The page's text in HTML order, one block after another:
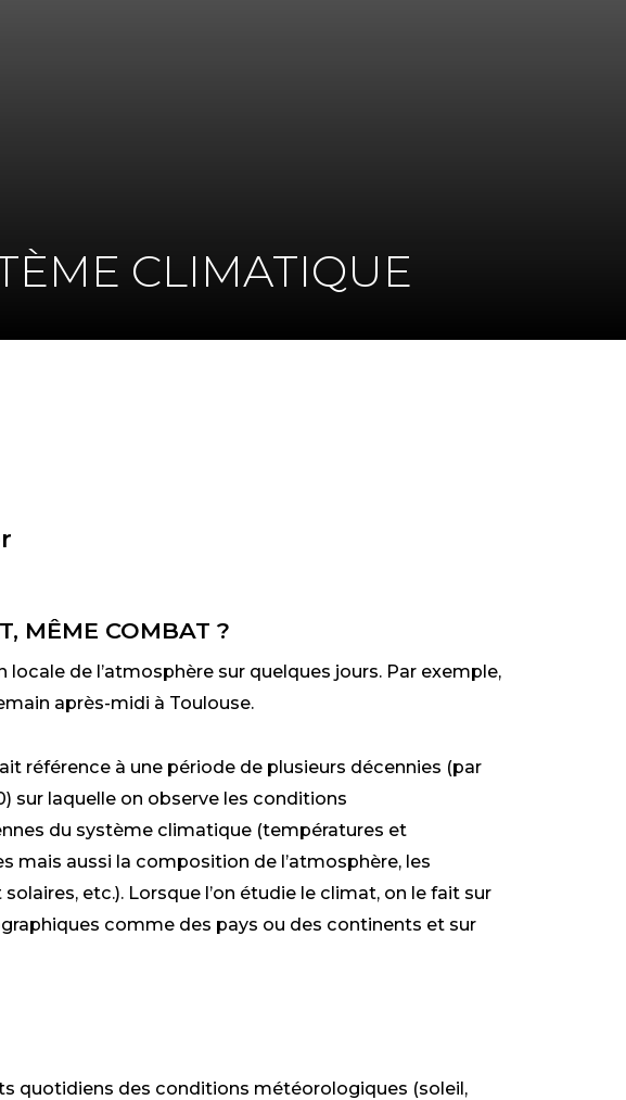
CLIMATIQUE
FACEBOOK
SUR LINKEDIN
MÊME COMBAT ?
locale de l’atmosphère sur quelques jours. Par exemple,
après-midi à Toulouse.
référence à une période de plusieurs décennies (par
sur laquelle on observe les conditions
du système climatique (températures et
mais aussi la composition de l’atmosphère, les
etc.). Lorsque l’on étudie le climat, on le fait sur
comme des pays ou des continents et sur
quotidiens des conditions météorologiques (soleil,